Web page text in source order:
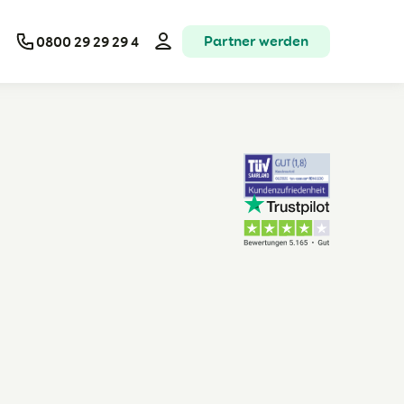
0800 29 29 29 4 Partner werden